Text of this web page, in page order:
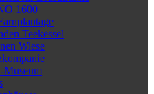
1600
Teekessel
Wiese
Museum